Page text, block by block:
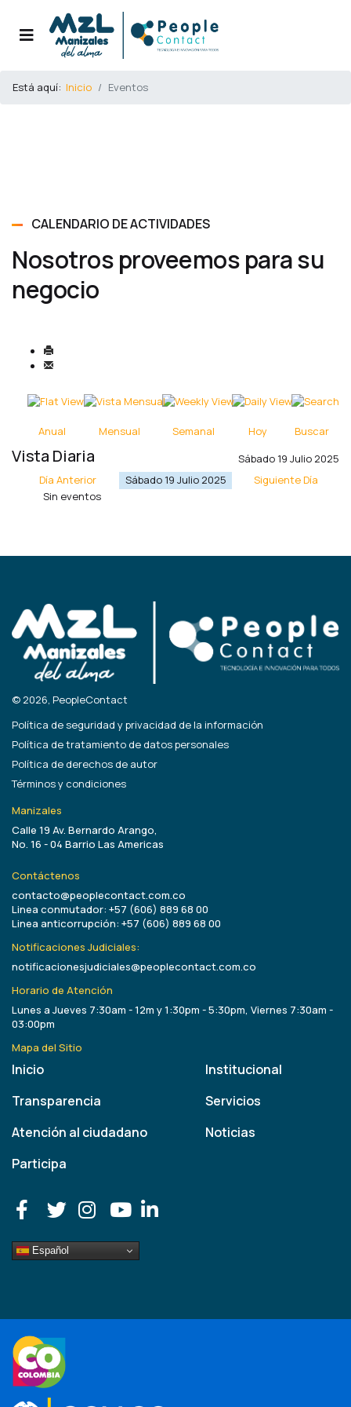
Está aquí: Inicio Eventos
CALENDARIO DE ACTIVIDADES
Nosotros proveemos para su
negocio
Anual Mensual Semanal Hoy Buscar
Vista Diaria
Sábado 19 Julio 2025
Día Anterior
Sábado 19 Julio 2025
Siguiente Día
Sin eventos
© 2026, PeopleContact
Política de seguridad y privacidad de la información
Política de tratamiento de datos personales
Política de derechos de autor
Términos y condiciones
Manizales
Calle 19 Av. Bernardo Arango,
No. 16 - 04 Barrio Las Americas
Contáctenos
contacto@peoplecontact.com.co
Linea conmutador: +57 (606) 889 68 00
Linea anticorrupción: +57 (606) 889 68 00
Notificaciones Judiciales:
notificacionesjudiciales@peoplecontact.com.co
Horario de Atención
Lunes a Jueves 7:30am - 12m y 1:30pm - 5:30pm, Viernes 7:30am -
03:00pm
Mapa del Sitio
Inicio
Transparencia
Atención al ciudadano
Participa
Institucional
Servicios
Noticias
Español